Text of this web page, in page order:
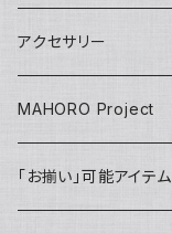
Janet tote
Tops
Back Pack リュック
Adult
Kids
Doll
Key ring
IDホルダー
pants
壁掛け
アクセサリー
MAHORO Project
「お揃い」可能アイテム